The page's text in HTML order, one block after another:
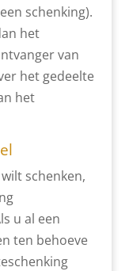
schenking).
het
van
het gedeelte
het
schenken,
u al een
ten behoeve